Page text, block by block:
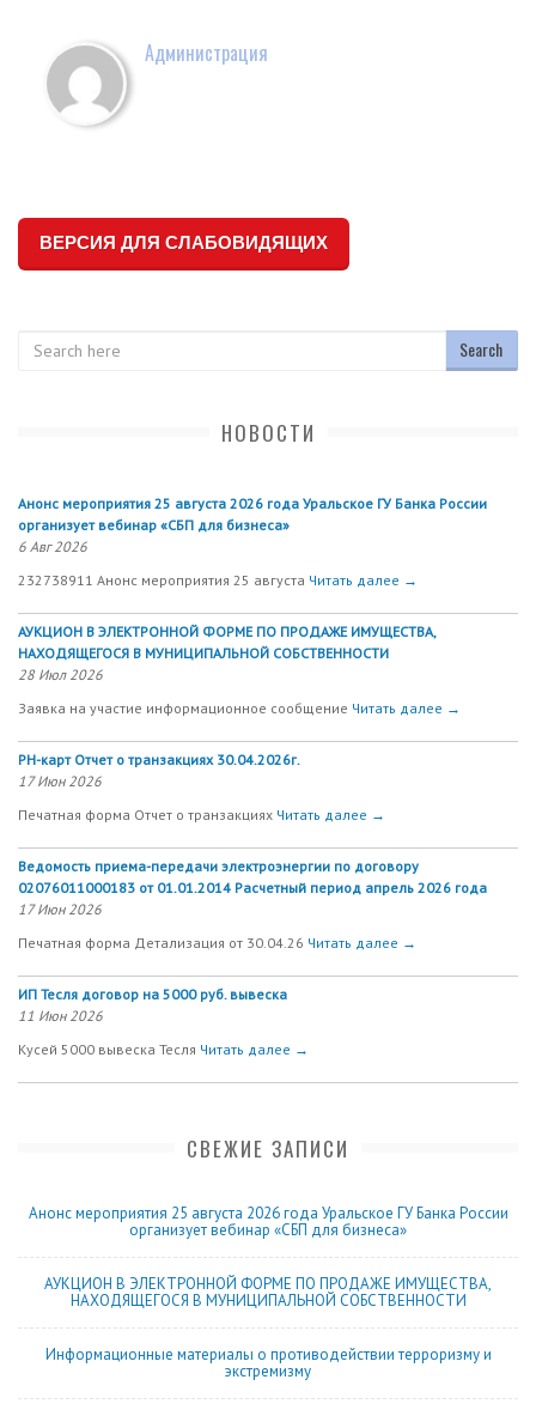
Администрация
ВЕРСИЯ ДЛЯ СЛАБОВИДЯЩИХ
НОВОСТИ
Анонс мероприятия 25 августа 2026 года Уральское ГУ Банка России
организует вебинар «СБП для бизнеса»
6 Авг 2026
232738911 Анонс мероприятия 25 августа Читать далее →
АУКЦИОН В ЭЛЕКТРОННОЙ ФОРМЕ ПО ПРОДАЖЕ ИМУЩЕСТВА,
НАХОДЯЩЕГОСЯ В МУНИЦИПАЛЬНОЙ СОБСТВЕННОСТИ
28 Июл 2026
Заявка на участие информационное сообщение Читать далее →
РН-карт Отчет о транзакциях 30.04.2026г.
17 Июн 2026
Печатная форма Отчет о транзакциях Читать далее →
Ведомость приема-передачи электроэнергии по договору
02076011000183 от 01.01.2014 Расчетный период апрель 2026 года
17 Июн 2026
Печатная форма Детализация от 30.04.26 Читать далее →
ИП Тесля договор на 5000 руб. вывеска
11 Июн 2026
Кусей 5000 вывеска Тесля Читать далее →
СВЕЖИЕ ЗАПИСИ
Анонс мероприятия 25 августа 2026 года Уральское ГУ Банка России
организует вебинар «СБП для бизнеса»
АУКЦИОН В ЭЛЕКТРОННОЙ ФОРМЕ ПО ПРОДАЖЕ ИМУЩЕСТВА,
НАХОДЯЩЕГОСЯ В МУНИЦИПАЛЬНОЙ СОБСТВЕННОСТИ
Информационные материалы о противодействии терроризму и
экстремизму